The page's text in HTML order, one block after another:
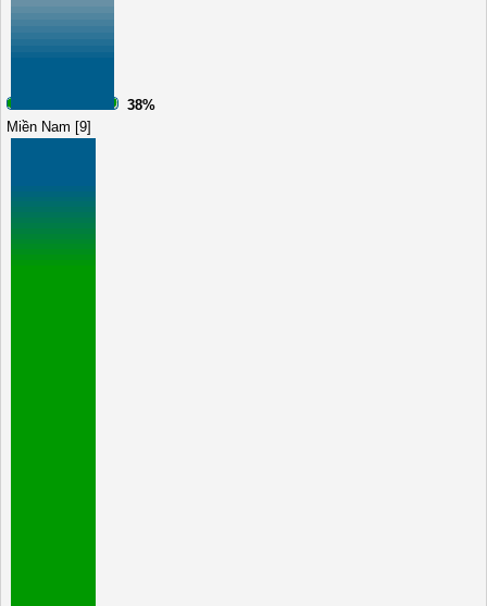
38%
Miền Nam [9]